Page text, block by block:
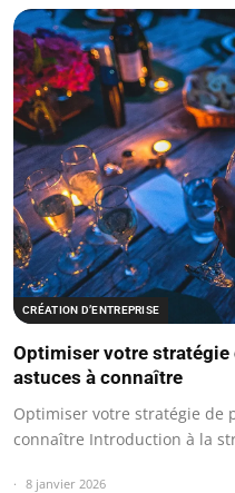
CRÉATION D’ENTREPRISE
Optimiser votre
astuces à connaître
Optimiser votre stratégie de
connaître Introduction à la
8 janvier 2026